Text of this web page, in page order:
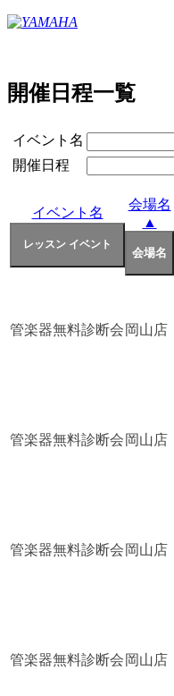
開催日程一覧
イベント名
開催日程
イベント名
会場名
▲
管楽器無料診断会 岡山店
管楽器無料診断会 岡山店
管楽器無料診断会 岡山店
管楽器無料診断会 岡山店